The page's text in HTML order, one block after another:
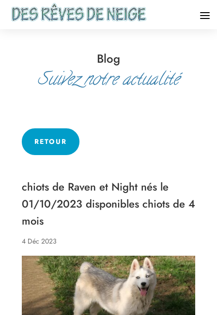
Blog
Suivez notre actualité
RETOUR
chiots de Raven et Night nés le
01/10/2023 disponibles chiots de 4
mois
4 Déc 2023